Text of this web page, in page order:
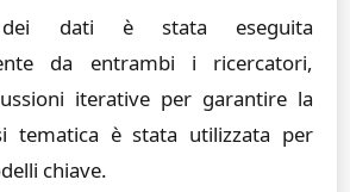
dati è stata eseguita
da entrambi i ricercatori,
iterative per garantire la
tematica è stata utilizzata per
chiave.